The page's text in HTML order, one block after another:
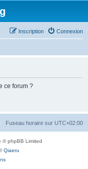
Connexion
Inscription
ce forum ?
Fuseau horaire sur UTC+02:00
© phpBB Limited
Qiaeru